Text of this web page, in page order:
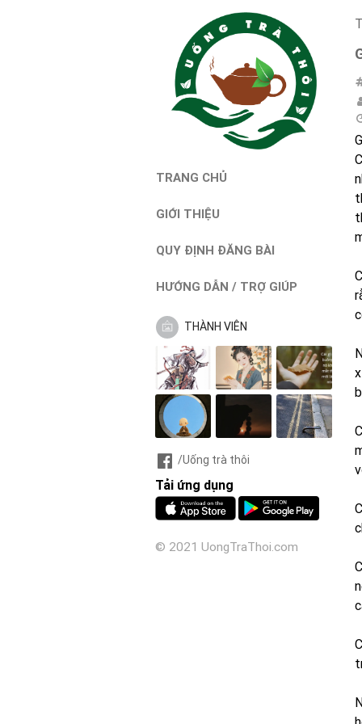
TRANG CHỦ
GIỚI THIỆU
QUY ĐỊNH ĐĂNG BÀI
HƯỚNG DẪN / TRỢ GIÚP
THÀNH VIÊN
/Uống trà thôi
Tải ứng dụng
© 2021 UongTraThoi.com